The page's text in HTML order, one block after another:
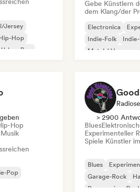
Jersey
Hop
Urban Pop
Gebe Künstlern
dem Klang/der
Electronica
Indie-Folk
Metal / Heavy
Hop
Pop
> 2900
Blues
Experimenteller
Spiele Künstler
Blues
Garage-Rock
Progressiver Rock